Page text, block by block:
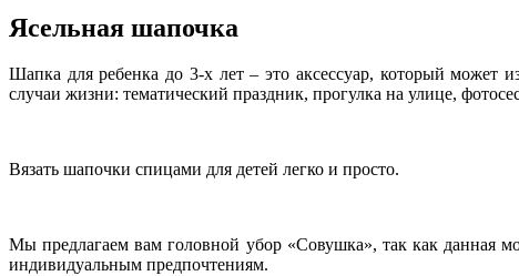
Ясельная шапочка
Шапка для ребенка до 3-х лет – это аксессуар, который может
случаи жизни: тематический праздник, прогулка на улице,
Вязать шапочки спицами для детей легко и просто.
Мы предлагаем вам головной убор «Совушка», так как данная
индивидуальным предпочтениям.